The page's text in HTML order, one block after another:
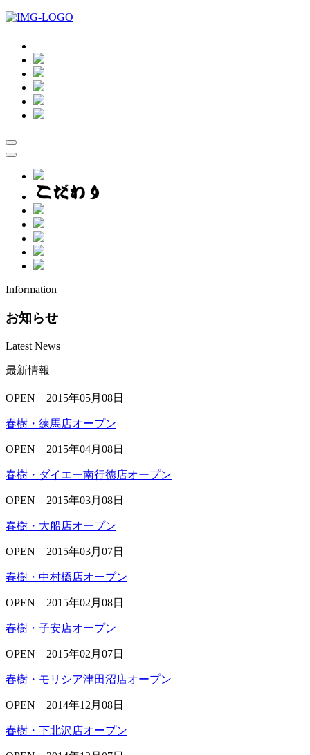
Information
お知らせ
Latest News
最新情報
OPEN 2015年05月08日
春樹・練馬店オープン
OPEN 2015年04月08日
春樹・ダイエー南行徳店オープン
OPEN 2015年03月08日
春樹・大船店オープン
OPEN 2015年03月07日
春樹・中村橋店オープン
OPEN 2015年02月08日
春樹・子安店オープン
OPEN 2015年02月07日
春樹・モリシア津田沼店オープン
OPEN 2014年12月08日
春樹・下北沢店オープン